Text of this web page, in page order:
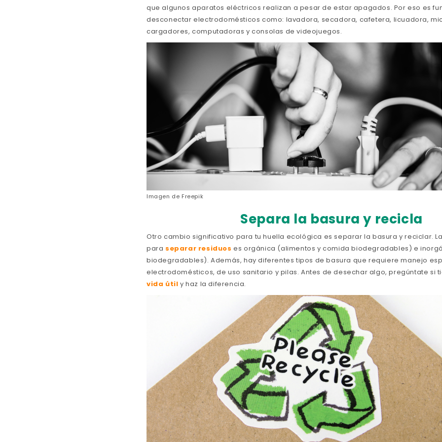
que algunos aparatos eléctricos realizan a pesar de estar apagados. Por eso es
desconectar electrodomésticos como: lavadora, secadora, cafetera, licuadora,
cargadores, computadoras y consolas de videojuegos.
Imagen de Freepik
Separa la basura y recicla
Otro cambio significativo para tu huella ecológica es separar la basura y reciclar.
para separar residuos es orgánica (alimentos y comida biodegradables) e
biodegradables). Además, hay diferentes tipos de basura que requiere manejo
electrodomésticos, de uso sanitario y pilas. Antes de desechar algo, pregúntate si
vida útil y haz la diferencia.